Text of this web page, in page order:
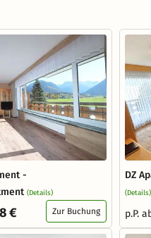
-
(Details)
€ Zur Buchung
DZ
(Details)
p.P.